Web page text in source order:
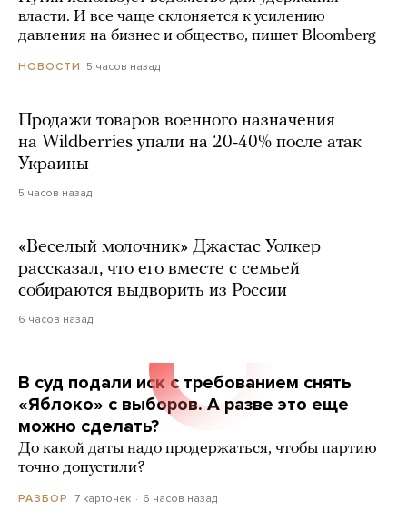
власти. И все чаще склоняется к усилению
давления на бизнес и общество, пишет Bloomberg
НОВОСТИ 5 часов назад
Продажи товаров военного назначения
на Wildberries упали на 20-40% после атак
Украины
5 часов назад
«Веселый молочник» Джастас Уолкер
рассказал, что его вместе с семьей
собираются выдворить из России
6 часов назад
В суд подали иск с требованием снять
«Яблоко» с выборов. А разве это еще
можно сделать?
До какой даты надо продержаться, чтобы партию
точно допустили?
РАЗБОР 7 карточек 6 часов назад